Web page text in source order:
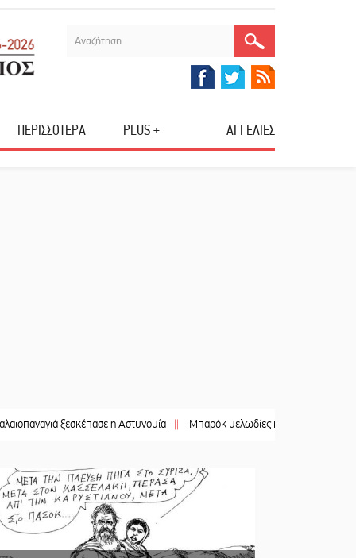
ΠΕΡΙΣΣΟΤΕΡΑ PLUS + ΑΓΓΕΛΙΕΣ
ξεσκέπασε η Αστυνομία || Μπαρόκ μελωδίες κάτω από την αυγουστιάτικη